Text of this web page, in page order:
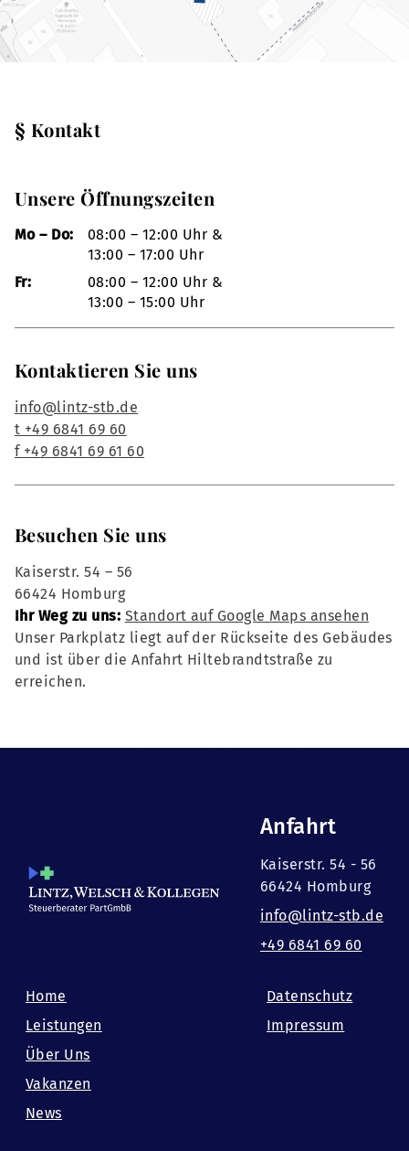
§ Kontakt
Unsere Öffnungszeiten
Mo – Do:
08:00 – 12:00 Uhr &
13:00 – 17:00 Uhr
Fr:
08:00 – 12:00 Uhr &
13:00 – 15:00 Uhr
Kontaktieren Sie uns
info@lintz-stb.de
t +49 6841 69 60
f +49 6841 69 61 60
Besuchen Sie uns
Kaiserstr. 54 – 56
66424 Homburg
Ihr Weg zu uns: Standort auf Google Maps ansehen
Unser Parkplatz liegt auf der Rückseite des Gebäudes
und ist über die Anfahrt Hiltebrandtstraße zu
erreichen.
Anfahrt
Kaiserstr. 54 - 56
66424 Homburg
info@lintz-stb.de
+49 6841 69 60
Home
Leistungen
Über Uns
Vakanzen
News
Datenschutz
Impressum